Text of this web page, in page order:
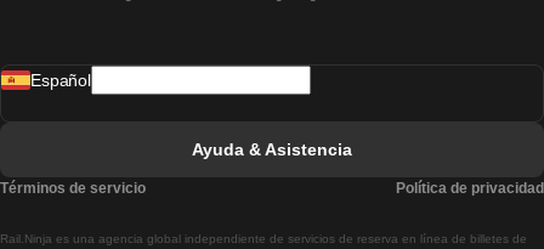
Rail.Ninja es una agencia global independiente de servicios de reserva en línea de billetes de
Español
Ayuda & Asistencia
Términos de servicio Política de privacidad